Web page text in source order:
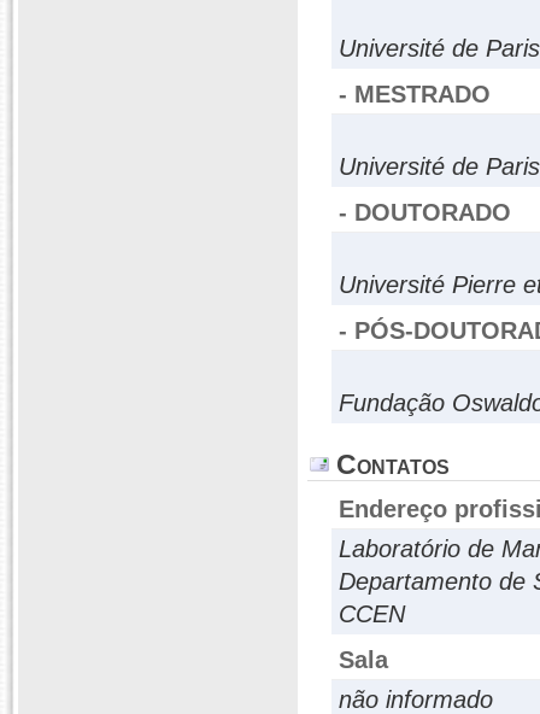
Université de
- MESTRADO
Université de
- DOUTORADO
Université Pierre
- PÓS-
Fundação
Contatos
Endereço
Laboratório de
Departamento de
CCEN
Sala
não informado